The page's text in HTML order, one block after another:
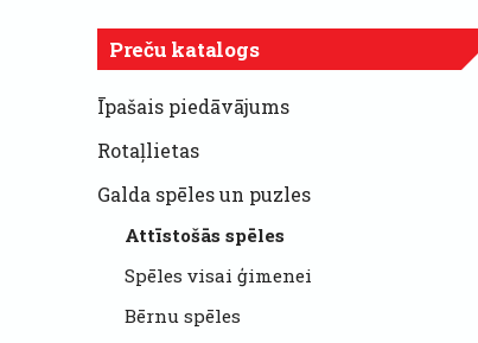
Preču katalogs
Īpašais piedāvājums
Rotaļlietas
Galda spēles un puzles
Attīstošās spēles
Spēles visai ģimenei
Bērnu spēles